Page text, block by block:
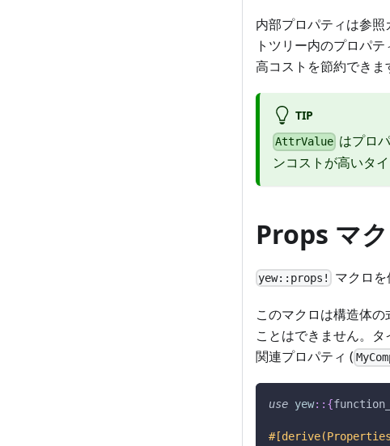
内部プロパティは参
トツリー内のプロパ
高コストを節約できま
TIP
AttrValue はプロ
ンコストが高いタ
Props マ
yew::props! マクロ
このマクロは構造体
ことはできません。
関連プロパティ (
use yew:: {